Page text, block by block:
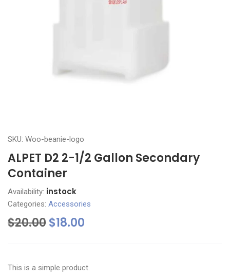
SKU: Woo-beanie-logo
ALPET D2 2-1/2 Gallon Secondary
Container
Availability: instock
Categories: Accessories
$20.00$18.00
This is a simple product.